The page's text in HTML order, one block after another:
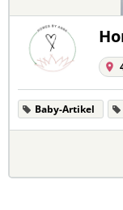
Baby-Artikel